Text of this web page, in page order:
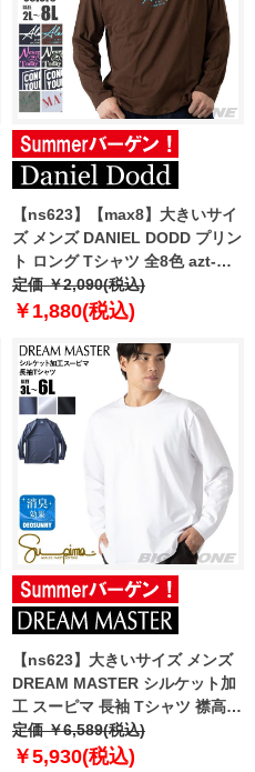
【ns623】【max8】大きいサイ
ズ メンズ DANIEL DODD プリン
ト ロング Tシャツ 全8色 azt-
2504pt3 【t2502】
定価 ￥2,090(税込)
￥1,880(税込)
【ns623】大きいサイズ メンズ
DREAM MASTER シルケット加
工 スーピマ 長袖 Tシャツ 襟高設
計 dm-t250407 【t2502】
定価 ￥6,589(税込)
￥5,930(税込)